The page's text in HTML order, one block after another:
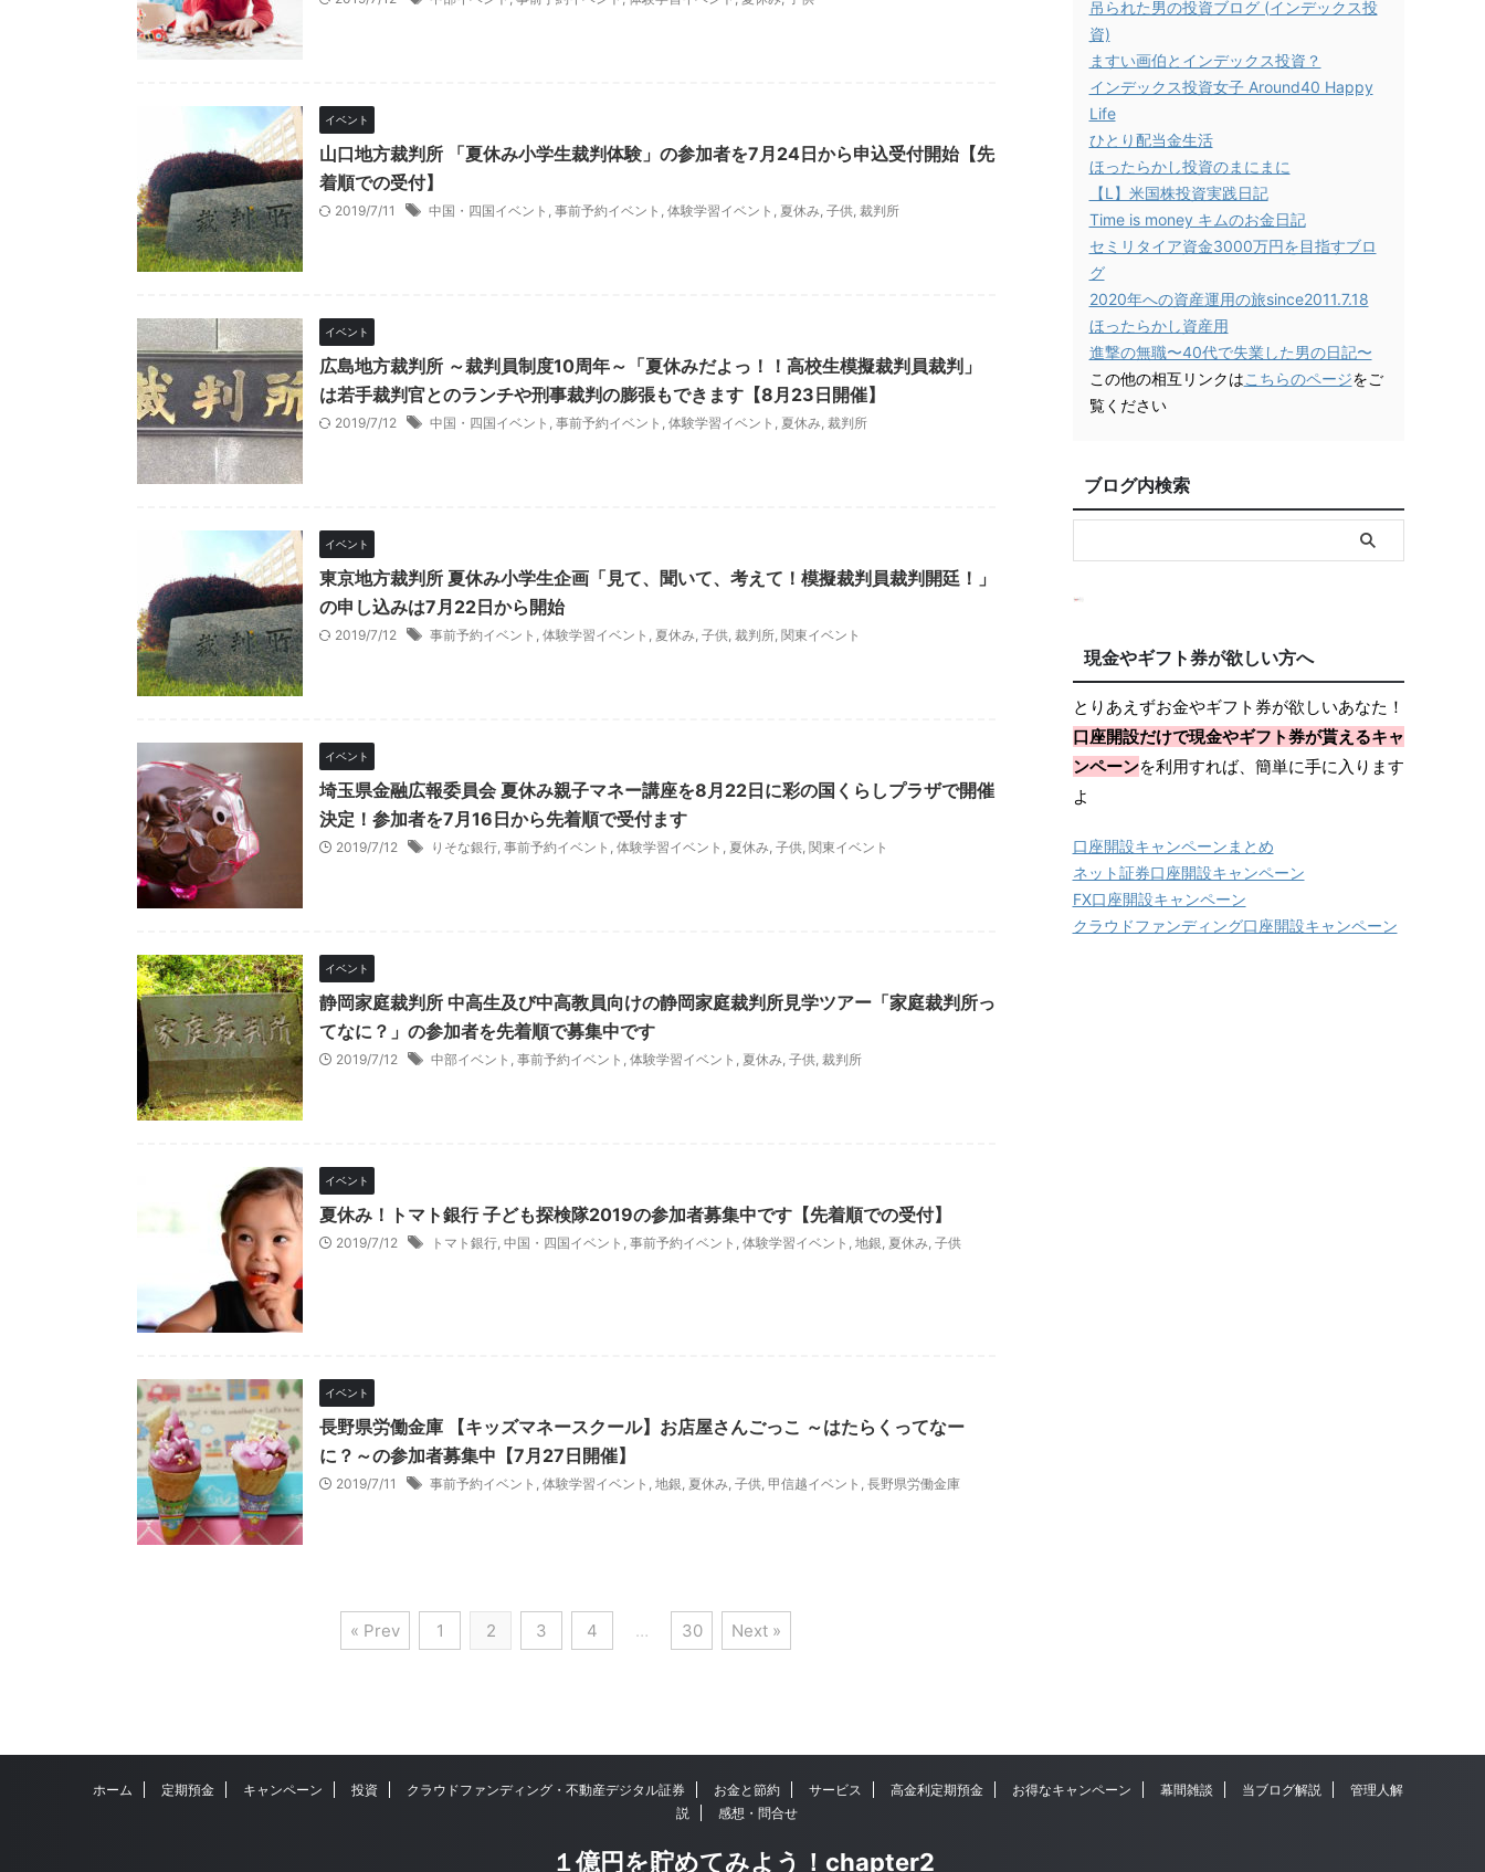
イベント
山口地方裁判所 「夏休み小学生裁判体験」の参加者を7月24日から申込受付開始【先
着順での受付】
2019/7/11 中国・四国イベント , 事前予約イベント , 体験学習イベント , 夏休み, 子供, 裁判所
イベント
広島地方裁判所 ～裁判員制度10周年～「夏休みだよっ！！高校生模擬裁判員裁判」
は若手裁判官とのランチや刑事裁判の膨張もできます【8月23日開催】
2019/7/12 中国・四国イベント , 事前予約イベント , 体験学習イベント , 夏休み, 裁判所
イベント
東京地方裁判所 夏休み小学生企画「見て、聞いて、考えて！模擬裁判員裁判開廷！」
の申し込みは7月22日から開始
2019/7/12 事前予約イベント , 体験学習イベント , 夏休み, 子供, 裁判所, 関東イベント
イベント
埼玉県金融広報委員会 夏休み親子マネー講座を8月22日に彩の国くらしプラザで開催
決定！参加者を7月16日から先着順で受付ます
2019/7/12 りそな銀行, 事前予約イベント , 体験学習イベント , 夏休み, 子供, 関東イベント
イベント
静岡家庭裁判所 中高生及び中高教員向けの静岡家庭裁判所見学ツアー「家庭裁判所っ
てなに？」の参加者を先着順で募集中です
2019/7/12 中部イベント , 事前予約イベント , 体験学習イベント , 夏休み, 子供, 裁判所
イベント
夏休み！トマト銀行 子ども探検隊2019の参加者募集中です【先着順での受付】
2019/7/12 トマト銀行, 中国・四国イベント , 事前予約イベント , 体験学習イベント , 地銀, 夏休み, 子供
イベント
長野県労働金庫 【キッズマネースクール】お店屋さんごっこ ～はたらくってなー
に？～の参加者募集中【7月27日開催】
2019/7/11 事前予約イベント , 体験学習イベント , 地銀, 夏休み, 子供, 甲信越イベント , 長野県労働金庫
« Prev 1 2 3 4 … 30 Next »
吊られた男の投資ブログ (インデックス投
資)
ますい画伯とインデックス投資？
インデックス投資女子 Around40 Happy
Life
ひとり配当金生活
ほったらかし投資のまにまに
【L】米国株投資実践日記
Time is money キムのお金日記
セミリタイア資金3000万円を目指すブロ
グ
2020年への資産運用の旅since2011.7.18
ほったらかし資産用
進撃の無職〜40代で失業した男の日記〜
この他の相互リンクはこちらのページをご
覧ください
ブログ内検索
現金やギフト券が欲しい方へ
とりあえずお金やギフト券が欲しいあなた！
口座開設だけで現金やギフト券が貰えるキャ
ンペーンを利用すれば、簡単に手に入ります
よ
口座開設キャンペーンまとめ
ネット証券口座開設キャンペーン
FX口座開設キャンペーン
クラウドファンディング口座開設キャンペーン
ホーム 定期預金 キャンペーン 投資 クラウドファンディング・不動産デジタル証券 お金と節約 サービス 高金利定期預金 お得なキャンペーン 幕間雑談 当ブログ解説
管理人解
説
感想・問合せ
１億円を貯めてみよう！chapter2